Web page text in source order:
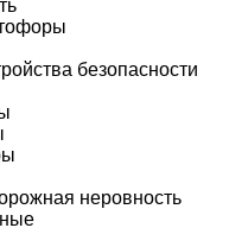
безопасности
неровность